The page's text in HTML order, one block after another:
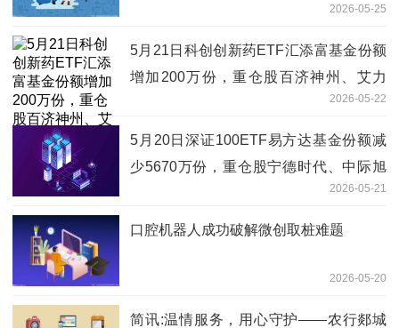
2026-05-25
5月21日科创创新药ETF汇添富基金份额
增加200万份，重仓股百济神州、艾力
2026-05-22
5月20日深证100ETF易方达基金份额减
少5670万份，重仓股宁德时代、中际旭
2026-05-21
口腔机器人成功破解微创取桩难题
2026-05-20
简讯:温情服务，用心守护——农行郯城